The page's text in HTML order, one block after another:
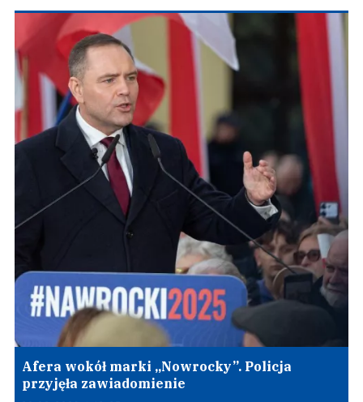
Afera wokół marki „Nowrocky”. Policja
przyjęła zawiadomienie